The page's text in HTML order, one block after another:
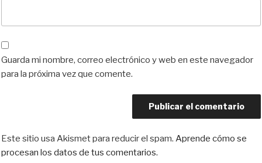
Guarda mi nombre, correo electrónico y web en este navegador
para la próxima vez que comente.
Este sitio usa Akismet para reducir el spam. Aprende cómo se
procesan los datos de tus comentarios.